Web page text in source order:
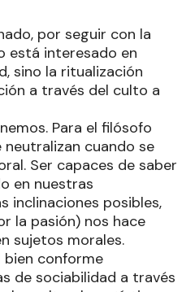
por seguir con la
está interesado en
sino la ritualización
a través del culto a
Para el filósofo
neutralizan cuando se
Ser capaces de saber
en nuestras
inclinaciones posibles,
la pasión) nos hace
sujetos morales.
bien conforme
de sociabilidad a través